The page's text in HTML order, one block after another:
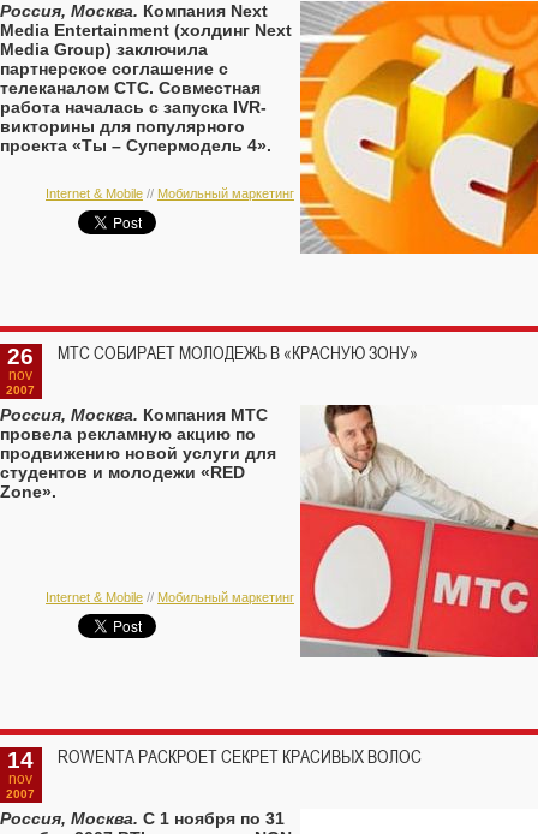
Россия, Москва. Компания Next
Media Entertainment (холдинг Next
Media Group) заключила
партнерское соглашение с
телеканалом СТС. Совместная
работа началась с запуска IVR-
викторины для популярного
проекта «Ты – Супермодель 4».
Internet & Mobile // Мобильный маркетинг
26
nov
2007
МТС СОБИРАЕТ МОЛОДЕЖЬ В «КРАСНУЮ ЗОНУ»
Россия, Москва. Компания МТС
провела рекламную акцию по
продвижению новой услуги для
студентов и молодежи «RED
Zone».
Internet & Mobile // Мобильный маркетинг
14
nov
2007
ROWENTA РАСКРОЕТ СЕКРЕТ КРАСИВЫХ ВОЛОС
Россия, Москва. C 1 ноября по 31